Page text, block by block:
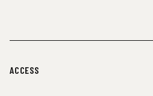
ACCESS